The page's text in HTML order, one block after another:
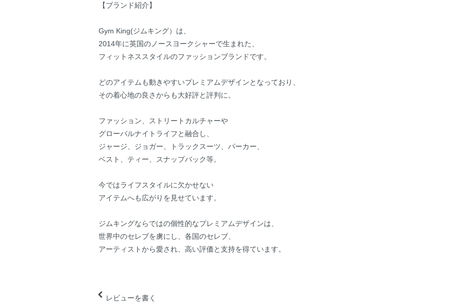
【ブランド紹介】
Gym King(ジムキング）は、
2014年に英国のノースヨークシャーで生まれた、
フィットネススタイルのファッションブランドです。
どのアイテムも動きやすいプレミアムデザインとなっており、
その着心地の良さからも大好評と評判に。
ファッション、ストリートカルチャーや
グローバルナイトライフと融合し、
ジャージ、ジョガー、トラックスーツ、パーカー、
ベスト、ティー、スナップバック等。
今ではライフスタイルに欠かせない
アイテムへも広がりを見せています。
ジムキングならではの個性的なプレミアムデザインは、
世界中のセレブを虜にし、各国のセレブ、
アーティストから愛され、高い評価と支持を得ています。
レビューを書く